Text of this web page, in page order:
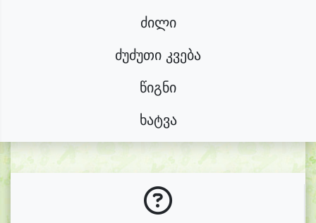
ძილი
ძუძუთი კვება
წიგნი
ხატვა